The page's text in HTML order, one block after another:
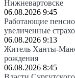
Нижневартовске
06.08.2026 9:45
Работающие
увеличенные
06.08.2026 9:13
Житель Ханты-
рождения
06.08.2026 8:45